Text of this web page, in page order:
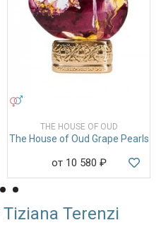
THE HOUSE OF OUD
The House of Oud Grape Pearls
от 10 580 ₽
Tiziana Terenzi